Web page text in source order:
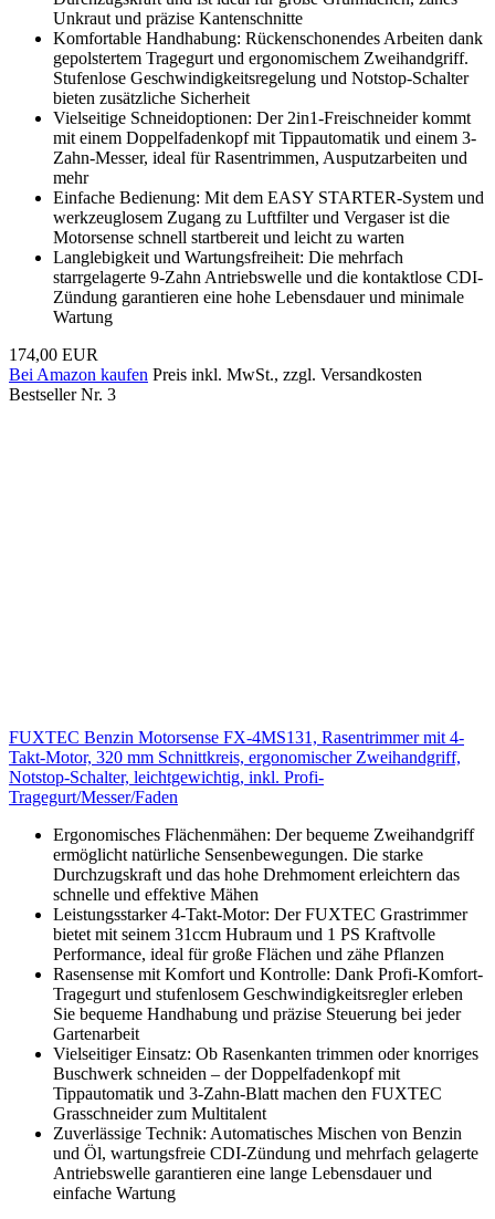
Unkraut und präzise Kantenschnitte
Komfortable Handhabung: Rückenschonendes Arbeiten dank
gepolstertem Tragegurt und ergonomischem Zweihandgriff.
Stufenlose Geschwindigkeitsregelung und Notstop-Schalter
bieten zusätzliche Sicherheit
Vielseitige Schneidoptionen: Der 2in1-Freischneider kommt
mit einem Doppelfadenkopf mit Tippautomatik und einem 3-
Zahn-Messer, ideal für Rasentrimmen, Ausputzarbeiten und
mehr
Einfache Bedienung: Mit dem EASY STARTER-System und
werkzeuglosem Zugang zu Luftfilter und Vergaser ist die
Motorsense schnell startbereit und leicht zu warten
Langlebigkeit und Wartungsfreiheit: Die mehrfach
starrgelagerte 9-Zahn Antriebswelle und die kontaktlose CDI-
Zündung garantieren eine hohe Lebensdauer und minimale
Wartung
174,00 EUR
Bei Amazon kaufen Preis inkl. MwSt., zzgl. Versandkosten
Bestseller Nr. 3
FUXTEC Benzin Motorsense FX-4MS131, Rasentrimmer mit 4-
Takt-Motor, 320 mm Schnittkreis, ergonomischer Zweihandgriff,
Notstop-Schalter, leichtgewichtig, inkl. Profi-
Tragegurt/Messer/Faden
Ergonomisches Flächenmähen: Der bequeme Zweihandgriff
ermöglicht natürliche Sensenbewegungen. Die starke
Durchzugskraft und das hohe Drehmoment erleichtern das
schnelle und effektive Mähen
Leistungsstarker 4-Takt-Motor: Der FUXTEC Grastrimmer
bietet mit seinem 31ccm Hubraum und 1 PS Kraftvolle
Performance, ideal für große Flächen und zähe Pflanzen
Rasensense mit Komfort und Kontrolle: Dank Profi-Komfort-
Tragegurt und stufenlosem Geschwindigkeitsregler erleben
Sie bequeme Handhabung und präzise Steuerung bei jeder
Gartenarbeit
Vielseitiger Einsatz: Ob Rasenkanten trimmen oder knorriges
Buschwerk schneiden – der Doppelfadenkopf mit
Tippautomatik und 3-Zahn-Blatt machen den FUXTEC
Grasschneider zum Multitalent
Zuverlässige Technik: Automatisches Mischen von Benzin
und Öl, wartungsfreie CDI-Zündung und mehrfach gelagerte
Antriebswelle garantieren eine lange Lebensdauer und
einfache Wartung